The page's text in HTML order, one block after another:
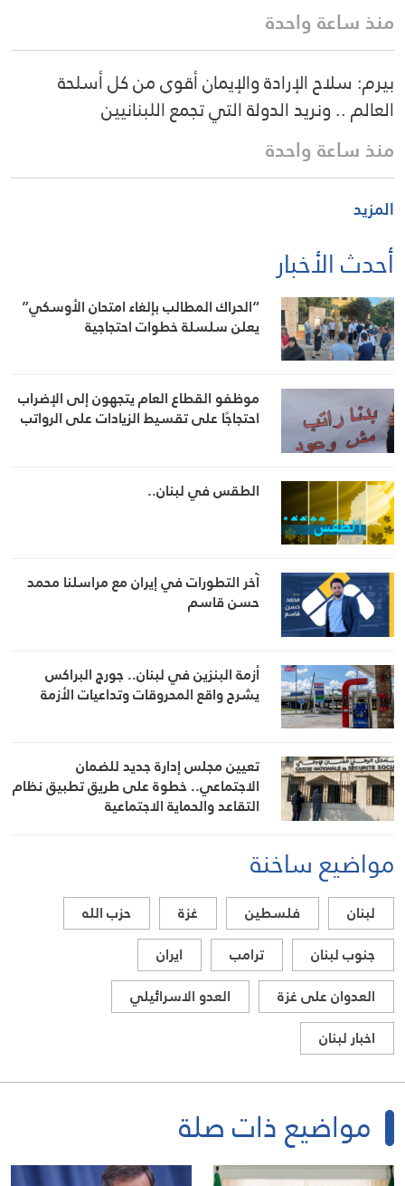
منذ ساعة واحدة
بيرم: سلاح الإرادة والإيمان أقوى من كل أسلحة
العالم .. ونريد الدولة التي تجمع اللبنانيين
منذ ساعة واحدة
المزيد
أحدث الأخبار
“الحراك المطالب بإلغاء امتحان الأوسكي”
يعلن سلسلة خطوات احتجاجية
موظفو القطاع العام يتجهون إلى الإضراب
احتجاجًا على تقسيط الزيادات على الرواتب
الطقس في لبنان..
آخر التطورات في إيران مع مراسلنا محمد
حسن قاسم
أزمة البنزين في لبنان.. جورج البراكس
يشرح واقع المحروقات وتداعيات الأزمة
تعيين مجلس إدارة جديد للضمان
الاجتماعي.. خطوة على طريق تطبيق نظام
التقاعد والحماية الاجتماعية
مواضيع ساخنة
لبنان فلسطين غزة
حزب الله
جنوب لبنان
ترامب
ايران
العدوان على غزة
العدو الاسرائيلي
اخبار لبنان
مواضيع ذات صلة